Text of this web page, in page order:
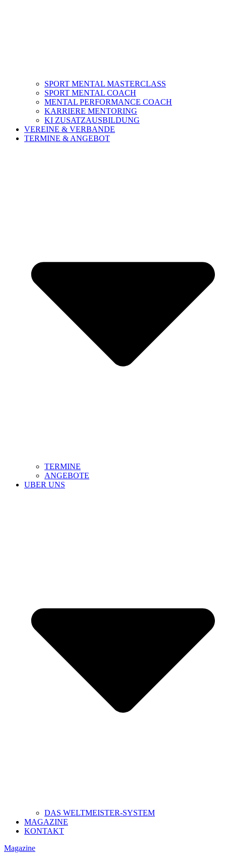
SPORT MENTAL MASTERCLASS
SPORT MENTAL COACH
MENTAL PERFORMANCE COACH
KARRIERE MENTORING
KI ZUSATZAUSBILDUNG
VEREINE & VERBANDE
TERMINE & ANGEBOT
TERMINE
ANGEBOTE
UBER UNS
DAS WELTMEISTER-SYSTEM
MAGAZINE
KONTAKT
Magazine